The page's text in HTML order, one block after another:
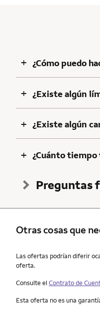
+ ¿Cómo puedo
+ ¿Existe algún
+ ¿Existe algún
+ ¿Cuánto tiempo
Preguntas
Otras cosas que
Otras cosas que
Las ofertas podrían diferir
oferta.
Consulte elContrato de
Esta oferta no es una